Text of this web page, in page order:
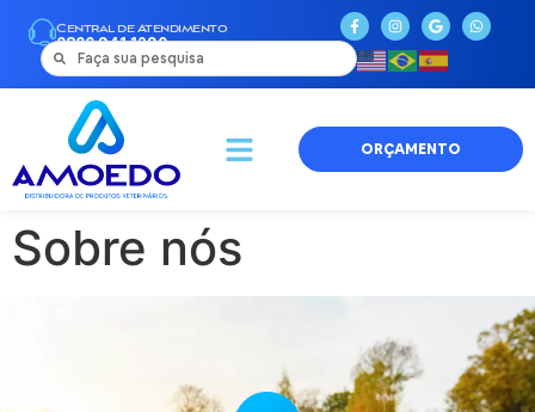
Central de Atendimento
0800 941 1290
ORÇAMENTO
Sobre nós